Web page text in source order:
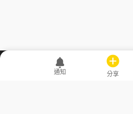
職場透明化運動
通知 分享